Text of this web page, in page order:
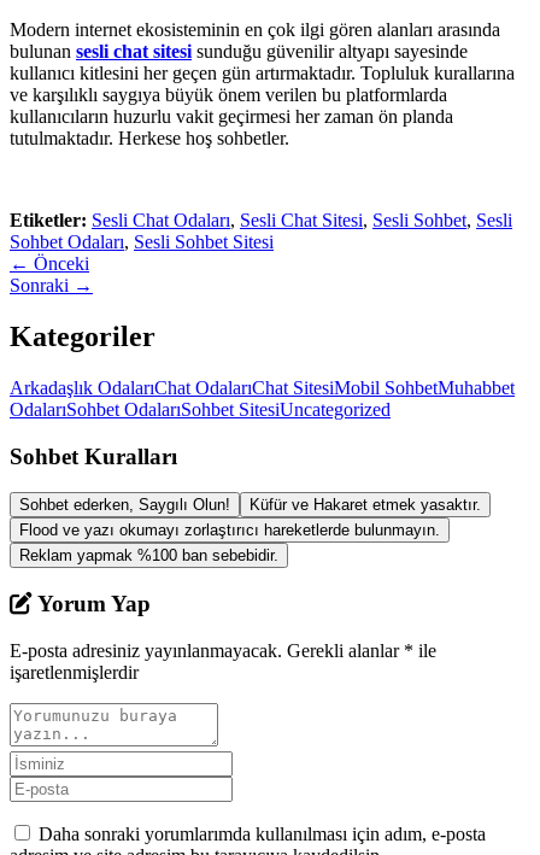
Modern internet ekosisteminin en çok ilgi gören alanları arasında
bulunan sesli chat sitesi sunduğu güvenilir altyapı sayesinde
kullanıcı kitlesini her geçen gün artırmaktadır. Topluluk kurallarına
ve karşılıklı saygıya büyük önem verilen bu platformlarda
kullanıcıların huzurlu vakit geçirmesi her zaman ön planda
tutulmaktadır. Herkese hoş sohbetler.
Etiketler: Sesli Chat Odaları, Sesli Chat Sitesi, Sesli Sohbet, Sesli
Sohbet Odaları, Sesli Sohbet Sitesi
← Önceki
Sonraki →
Kategoriler
Arkadaşlık OdalarıChat OdalarıChat SitesiMobil SohbetMuhabbet
OdalarıSohbet OdalarıSohbet SitesiUncategorized
Sohbet Kuralları
Sohbet ederken, Saygılı Olun!
Küfür ve Hakaret etmek yasaktır.
Flood ve yazı okumayı zorlaştırıcı hareketlerde bulunmayın.
Reklam yapmak %100 ban sebebidir.
Yorum Yap
E-posta adresiniz yayınlanmayacak. Gerekli alanlar * ile
işaretlenmişlerdir
Daha sonraki yorumlarımda kullanılması için adım, e-posta